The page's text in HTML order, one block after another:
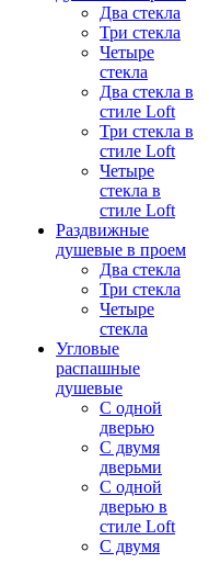
Два стекла
Три стекла
Четыре
стекла
Два стекла в
стиле Loft
Три стекла в
стиле Loft
Четыре
стекла в
стиле Loft
Раздвижные
душевые в проем
Два стекла
Три стекла
Четыре
стекла
Угловые
распашные
душевые
С одной
дверью
С двумя
дверьми
С одной
дверью в
стиле Loft
С двумя